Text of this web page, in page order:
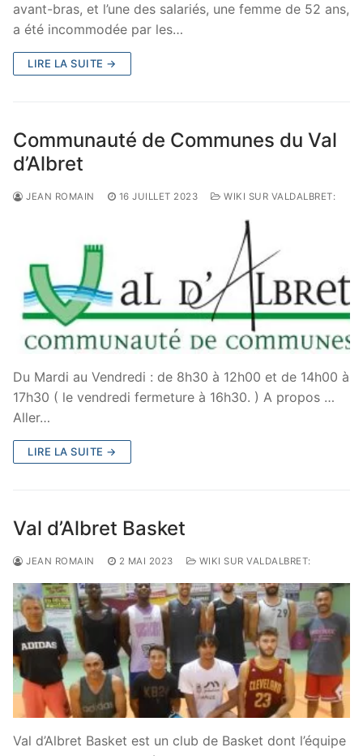
avant-bras, et l’une des salariés, une femme de 52 ans,
a été incommodée par les…
LIRE LA SUITE →
Communauté de Communes du Val
d’Albret
JEAN ROMAIN 16 JUILLET 2023 WIKI SUR VALDALBRET:
Du Mardi au Vendredi : de 8h30 à 12h00 et de 14h00 à
17h30 ( le vendredi fermeture à 16h30. ) A propos …
Aller…
LIRE LA SUITE →
Val d’Albret Basket
JEAN ROMAIN 2 MAI 2023 WIKI SUR VALDALBRET:
Val d’Albret Basket est un club de Basket dont l’équipe